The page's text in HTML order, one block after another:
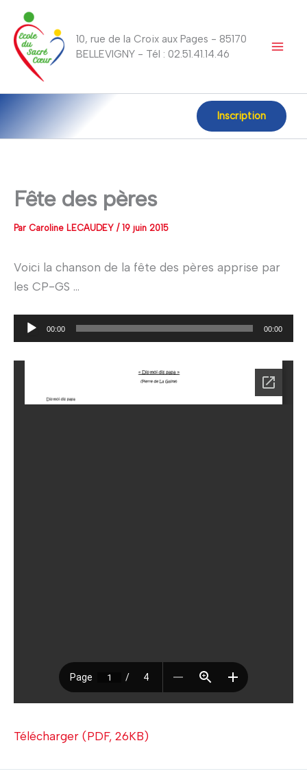
contenu
10, rue de la Croix aux Pages - 85170
BELLEVIGNY - Tél : 02.51.41.14.46
Inscription
Fête des pères
Par Caroline LECAUDEY / 19 juin 2015
Voici la chanson de la fête des pères apprise par
les CP-GS …
Lecteur
audio
00:00 00:00
Télécharger (PDF, 26KB)